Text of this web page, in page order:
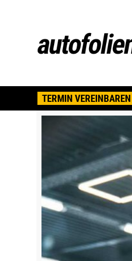
TERMIN VEREINBAREN